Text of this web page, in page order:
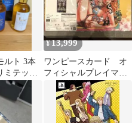
ルト 3本
ミテッド
ル
¥13,999
ワンピースカード オ
フィシャルプレイマッ
ト ナミ プロモ ウ
ソップ